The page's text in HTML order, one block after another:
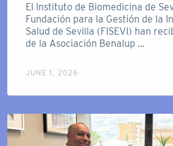
El Instituto de Biomedicina de
Fundación para la Gestión de la
Salud de Sevilla (FISEVI) han
de la Asociación Benalup …
JUNE 1, 2026